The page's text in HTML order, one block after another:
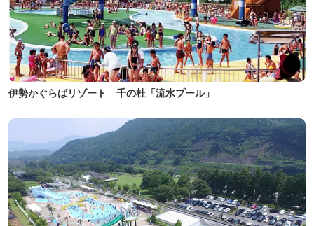
伊勢かぐらばリゾート 千の杜「流水プール」